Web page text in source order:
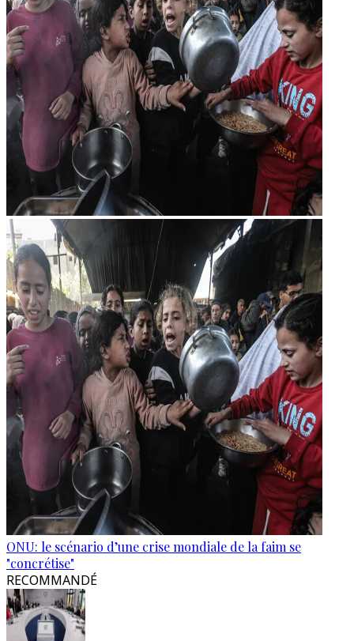
ONU: le scénario d’une crise mondiale de la faim se
"concrétise"
RECOMMANDÉ